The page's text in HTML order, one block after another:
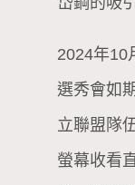
2024年10
選秀會如
立聯盟隊
螢幕收看